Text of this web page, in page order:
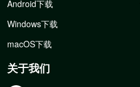
Android下载
Windows下载
macOS下载
关于我们